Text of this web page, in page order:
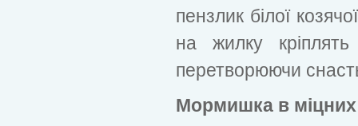
пензлик білої
на жилку кріплять
перетворюючи
Мормишка в міцних